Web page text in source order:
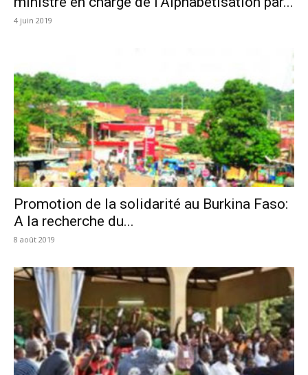
4 juin 2019
Promotion de la solidarité au Burkina Faso:
A la recherche du...
8 août 2019